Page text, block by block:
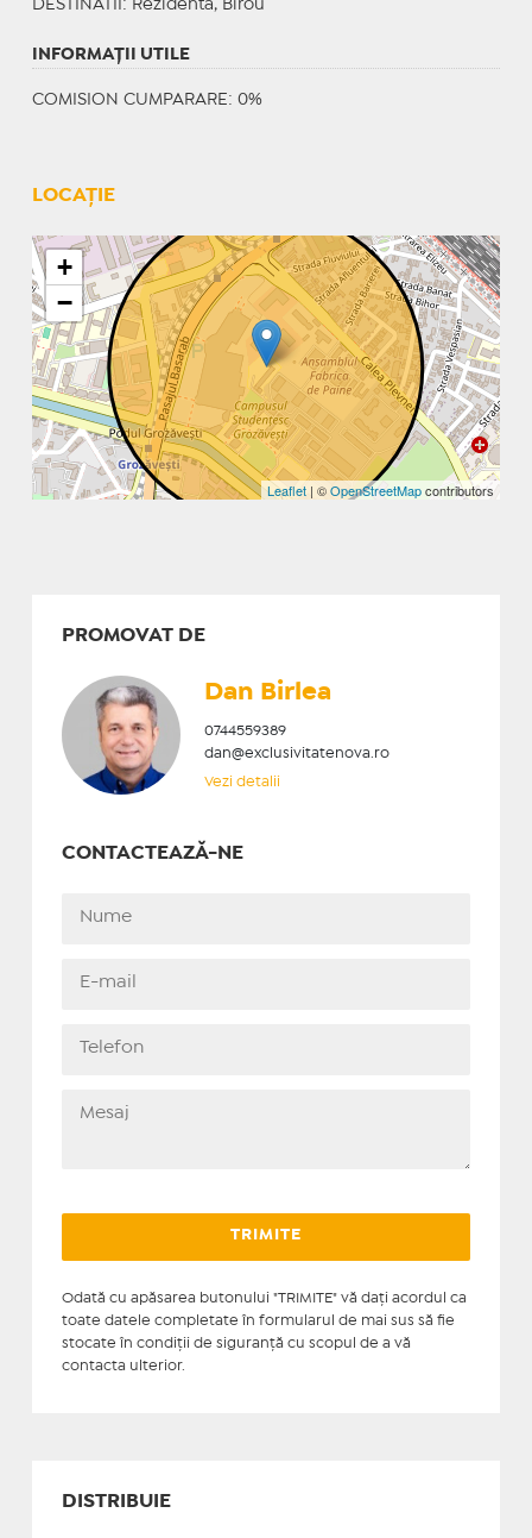
DESTINATII : Rezidenta, Birou
INFORMAŢII UTILE
COMISION CUMPARARE: 0%
LOCAȚIE
+
−
Leaflet | ©OpenStreetMapcontributors
PROMOVAT DE
Dan Birlea
0744559389
dan@exclusivitatenova.ro
Vezi detalii
CONTACTEAZĂ-NE
Odată cu apăsarea butonului "TRIMITE" vă daţi acordul ca
toate datele completate în formularul de mai sus să fie
stocate în condiţii de siguranţă cu scopul de a vă
contacta ulterior.
DISTRIBUIE